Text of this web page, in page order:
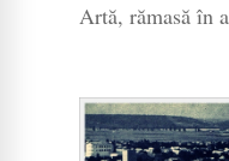
Artă, rămasă în